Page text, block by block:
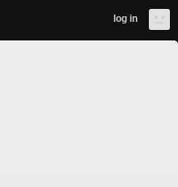
log in